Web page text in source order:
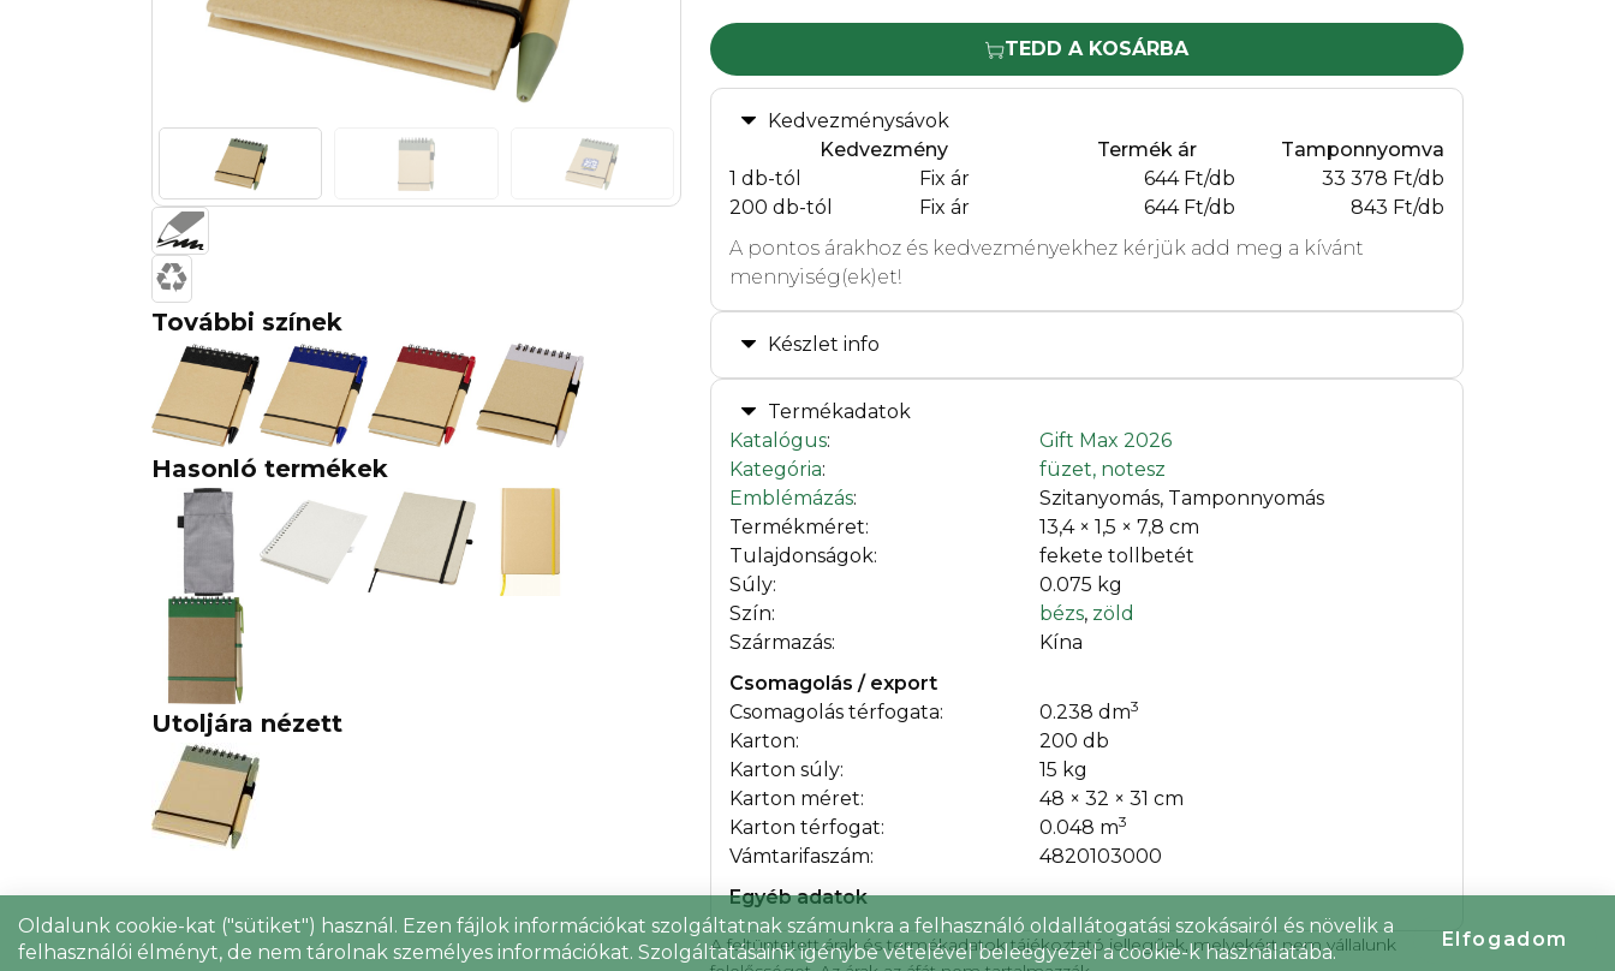
További színek
Hasonló termékek
Utoljára nézett
TEDD A KOSÁRBA
Kedvezménysávok
Kedvezmény
Termék ár
Tamponnyomva
1 db-tól
Fix ár 644 Ft/db
33 378 Ft/db
200 db-tól
Fix ár 644 Ft/db
843 Ft/db
A pontos árakhoz és kedvezményekhez kérjük add meg a kívánt
mennyiség(ek)et!
Készlet info
Termékadatok
Katalógus:
Gift Max 2026
Kategória:
füzet, notesz
Emblémázás:
Szitanyomás, Tamponnyomás
Termékméret:
13,4 × 1,5 × 7,8 cm
Tulajdonságok:
fekete tollbetét
Súly:
0.075 kg
Szín:
bézs, zöld
Származás:
Kína
Csomagolás / export
Csomagolás térfogata:
0.238 dm3
Karton:
200 db
Karton súly:
15 kg
Karton méret:
48 × 32 × 31 cm
Karton térfogat:
0.048 m3
Vámtarifaszám:
4820103000
Egyéb adatok
A feltüntetett árak és termékadatok tájékoztató jellegűek, melyekért nem vállalunk
Oldalunk cookie-kat ("sütiket") használ. Ezen fájlok információkat szolgáltatnak számunkra a felhasználó oldallátogatási szokásairól és növelik a
felhasználói élményt, de nem tárolnak személyes információkat. Szolgáltatásaink igénybe vételével beleegyezel a cookie-k használatába.
Elfogadom